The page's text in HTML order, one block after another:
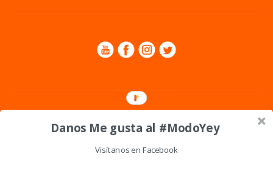
© Yey Digital 2026
Política de privacidad
Danos Me gusta al #ModoYey
Visítanos en Facebook